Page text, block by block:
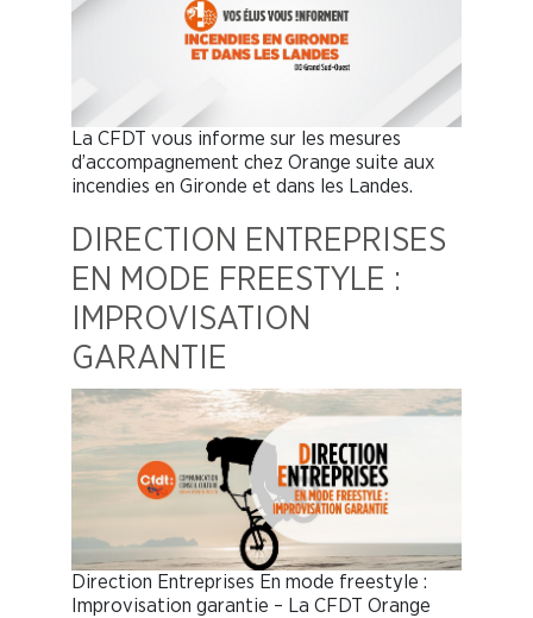
La CFDT vous informe sur les mesures
d’accompagnement chez Orange suite aux
incendies en Gironde et dans les Landes.
DIRECTION ENTREPRISES
EN MODE FREESTYLE :
IMPROVISATION
GARANTIE
Direction Entreprises En mode freestyle :
Improvisation garantie – La CFDT Orange